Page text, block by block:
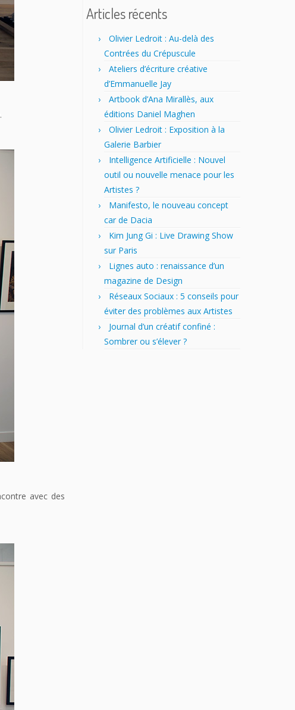
avec des
Articles récents
Olivier Ledroit : Au-delà des
Contrées du Crépuscule
Ateliers d’écriture créative
d’Emmanuelle Jay
Artbook d’Ana Mirallès, aux
éditions Daniel Maghen
Olivier Ledroit : Exposition à la
Galerie Barbier
Intelligence Artificielle : Nouvel
outil ou nouvelle menace pour les
Artistes ?
Manifesto, le nouveau concept
car de Dacia
Kim Jung Gi : Live Drawing Show
sur Paris
Lignes auto : renaissance d’un
magazine de Design
Réseaux Sociaux : 5 conseils pour
éviter des problèmes aux Artistes
Journal d’un créatif confiné :
Sombrer ou s’élever ?